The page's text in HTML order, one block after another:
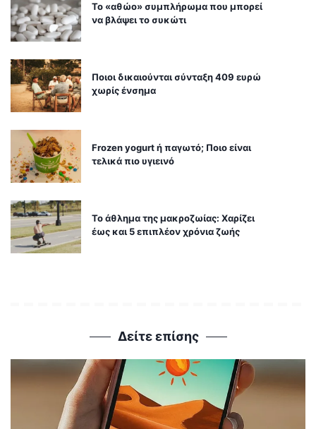
Το «αθώο» συμπλήρωμα που μπορεί
να βλάψει το συκώτι
Ποιοι δικαιούνται σύνταξη 409 ευρώ
χωρίς ένσημα
Frozen yogurt ή παγωτό; Ποιο είναι
τελικά πιο υγιεινό
Το άθλημα της μακροζωίας: Χαρίζει
έως και 5 επιπλέον χρόνια ζωής
Δείτε επίσης